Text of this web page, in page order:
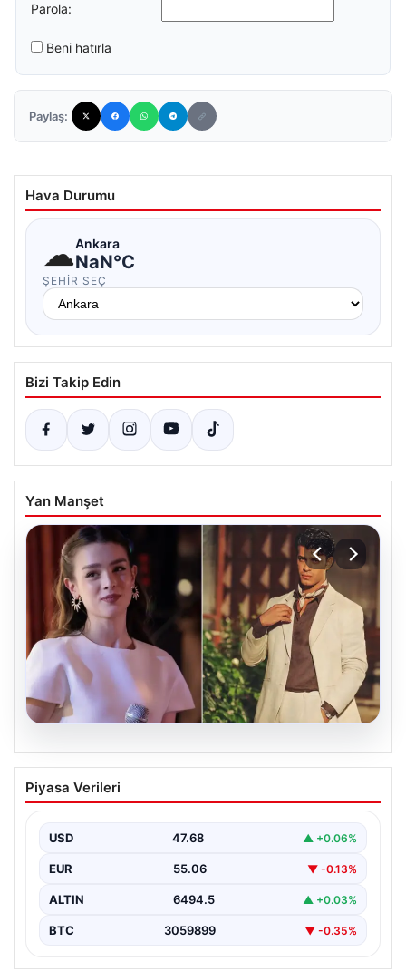
Parola:
Beni hatırla
Paylaş:
Hava Durumu
☁Ankara
NaN°C
ŞEHIR SEÇ
Bizi Takip Edin
Yan Manşet
05.08.2026
‘Yeraltı’ dizisinde şok olay! Babası suç
duyurusunda bulundu: ‘Kızımla reşit
Piyasa Verileri
USD 47.68 ▲ +0.06%
EUR 55.06 ▼ -0.13%
ALTIN 6494.5 ▲ +0.03%
BTC 3059899 ▼ -0.35%